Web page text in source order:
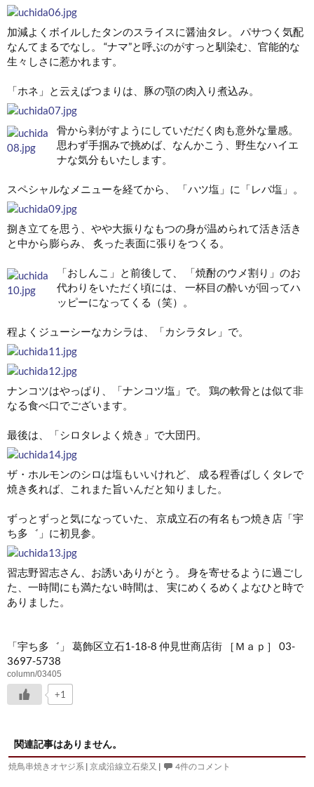
加減よくボイルしたタンのスライスに醤油タレ。 パサつく気配
なんてまるでなし。 “ナマ”と呼ぶのがすっと馴染む、官能的な
生々しさに惹かれます。
「ホネ」と云えばつまりは、豚の顎の肉入り煮込み。
骨から剥がすようにしていだだく肉も意外な量感。
思わず手掴みで挑めば、なんかこう、野生なハイエ
ナな気分もいたします。
スペシャルなメニューを経てから、 「ハツ塩」に「レバ塩」。
捌き立てを思う、やや大振りなもつの身が温められて活き活き
と中から膨らみ、 炙った表面に張りをつくる。
「おしんこ」と前後して、 「焼酎のウメ割り」のお
代わりをいただく頃には、 一杯目の酔いが回ってハ
ッピーになってくる（笑）。
程よくジューシーなカシラは、「カシラタレ」で。
ナンコツはやっぱり、「ナンコツ塩」で。 鶏の軟骨とは似て非
なる食べ口でございます。
最後は、「シロタレよく焼き」で大団円。
ザ・ホルモンのシロは塩もいいけれど、 成る程香ばしくタレで
焼き炙れば、これまた旨いんだと知りました。
ずっとずっと気になっていた、 京成立石の有名もつ焼き店「宇
ち多゛」に初見参。
習志野習志さん、お誘いありがとう。 身を寄せるように過ごし
た、一時間にも満たない時間は、 実にめくるめくよなひと時で
ありました。
「宇ち多゛」 葛飾区立石1-18-8 仲見世商店街 ［Ｍａｐ］ 03-
3697-5738
column/03405
+1
関連記事はありません。
焼鳥串焼きオヤジ系 | 京成沿線立石柴又 | 4件のコメント